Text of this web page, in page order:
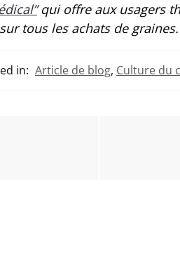
qui offre aux usagers
tous les achats de graines.
in: Article de blog, Culture du